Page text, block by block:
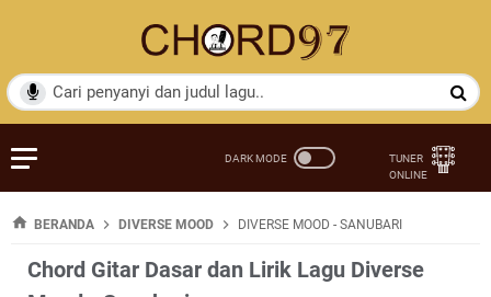
BERANDA DIVERSE MOOD DIVERSE MOOD - SANUBARI
Chord Gitar Dasar dan Lirik Lagu Diverse